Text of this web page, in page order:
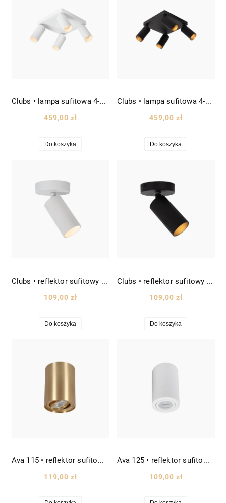
Clubs • lampa sufitowa 4-punktowa reflektory ruchome dł. 24cm biała
459,00 zł
Do koszyka
Clubs • lampa sufitowa 4-punktowa reflektory ruchome dł. 24cm czarna
459,00 zł
Do koszyka
Clubs • reflektor sufitowy ścienny ruchomy spot wys. 18cm biały
109,00 zł
Do koszyka
Clubs • reflektor sufitowy ścienny ruchomy spot wys. 18cm czarny
109,00 zł
Do koszyka
Ava 115 • reflektor sufitowy spot Ø8,5 złoty
119,00 zł
Ava 125 • reflektor sufitowy spot Ø8 biały
109,00 zł